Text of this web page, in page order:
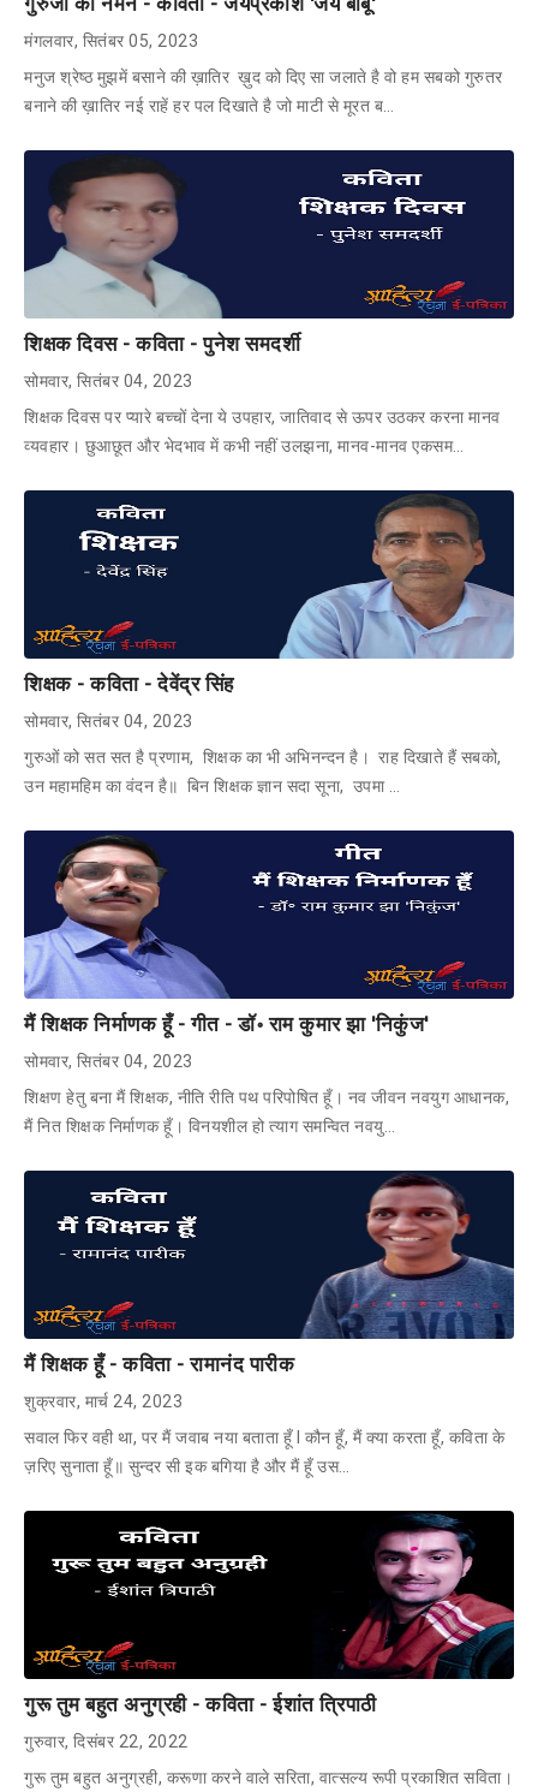
मंगलवार, सितंबर 05, 2023
मनुज श्रेष्ठ मुझमें बसाने की ख़ातिर ख़ुद को दिए सा जलाते है वो हम सबको गुरुतर
बनाने की ख़ातिर नई राहें हर पल दिखाते है जो माटी से मूरत ब…
शिक्षक दिवस - कविता - पुनेश समदर्शी
सोमवार, सितंबर 04, 2023
शिक्षक दिवस पर प्यारे बच्चों देना ये उपहार, जातिवाद से ऊपर उठकर करना मानव
व्यवहार। छुआछूत और भेदभाव में कभी नहीं उलझना, मानव-मानव एकसम…
शिक्षक - कविता - देवेंद्र सिंह
सोमवार, सितंबर 04, 2023
गुरुओं को सत सत है प्रणाम, शिक्षक का भी अभिनन्दन है। राह दिखाते हैं सबको,
उन महामहिम का वंदन है॥ बिन शिक्षक ज्ञान सदा सूना, उपमा …
मैं शिक्षक निर्माणक हूँ - गीत - डॉ॰ राम कुमार झा 'निकुंज'
सोमवार, सितंबर 04, 2023
शिक्षण हेतु बना मैं शिक्षक, नीति रीति पथ परिपोषित हूँ। नव जीवन नवयुग आधानक,
मैं नित शिक्षक निर्माणक हूँ। विनयशील हो त्याग समन्वित नवयु…
मैं शिक्षक हूँ - कविता - रामानंद पारीक
शुक्रवार, मार्च 24, 2023
सवाल फिर वही था, पर मैं जवाब नया बताता हूँ l कौन हूँ, मैं क्या करता हूँ, कविता के
ज़रिए सुनाता हूँ॥ सुन्दर सी इक बगिया है और मैं हूँ उस…
गुरू तुम बहुत अनुग्रही - कविता - ईशांत त्रिपाठी
गुरुवार, दिसंबर 22, 2022
गुरू तुम बहुत अनुग्रही, करूणा करने वाले सरिता, वात्सल्य रूपी प्रकाशित सविता।